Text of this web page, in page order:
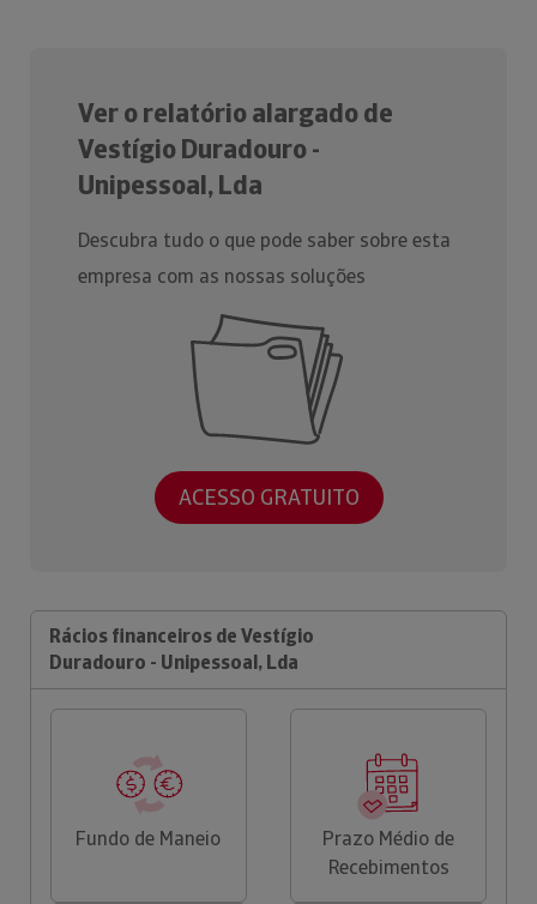
Ver o relatório alargado de
Vestígio Duradouro -
Unipessoal, Lda
Descubra tudo o que pode saber sobre esta
empresa com as nossas soluções
ACESSO GRATUITO
Rácios financeiros de Vestígio
Duradouro - Unipessoal, Lda
Fundo de Maneio
Prazo Médio de
Recebimentos